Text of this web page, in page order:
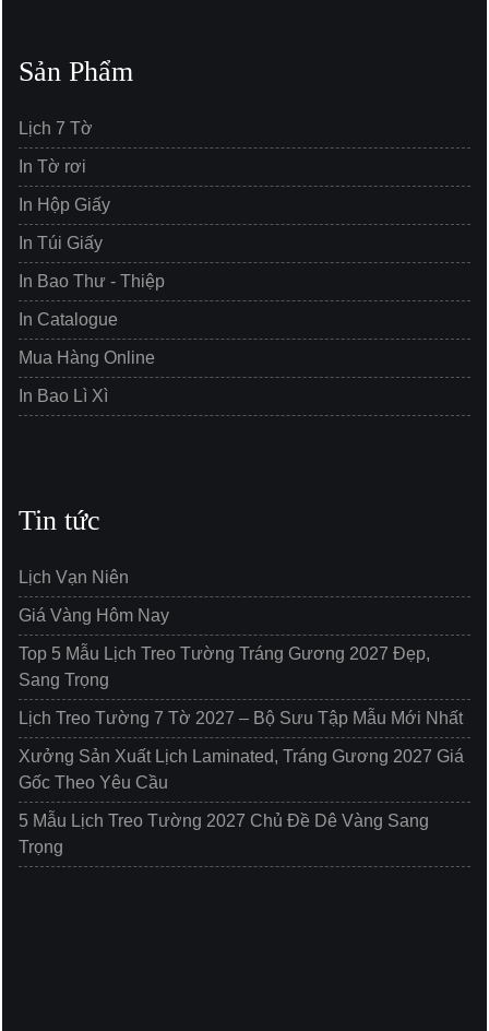
Sản Phẩm
Lịch 7 Tờ
In Tờ rơi
In Hộp Giấy
In Túi Giấy
In Bao Thư - Thiệp
In Catalogue
Mua Hàng Online
In Bao Lì Xì
Tin tức
Lịch Vạn Niên
Giá Vàng Hôm Nay
Top 5 Mẫu Lịch Treo Tường Tráng Gương 2027 Đẹp,
Sang Trọng
Lịch Treo Tường 7 Tờ 2027 – Bộ Sưu Tập Mẫu Mới Nhất
Xưởng Sản Xuất Lịch Laminated, Tráng Gương 2027 Giá
Gốc Theo Yêu Cầu
5 Mẫu Lịch Treo Tường 2027 Chủ Đề Dê Vàng Sang
Trọng